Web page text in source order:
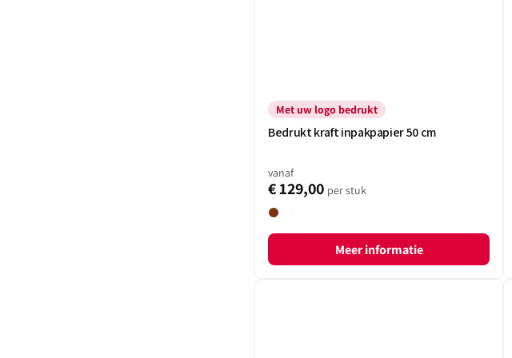
Met uw logo bedrukt
Bedrukt kraft inpakpapier 50 cm
vanaf
€ 129,00 per stuk
Bruin
Meer informatie